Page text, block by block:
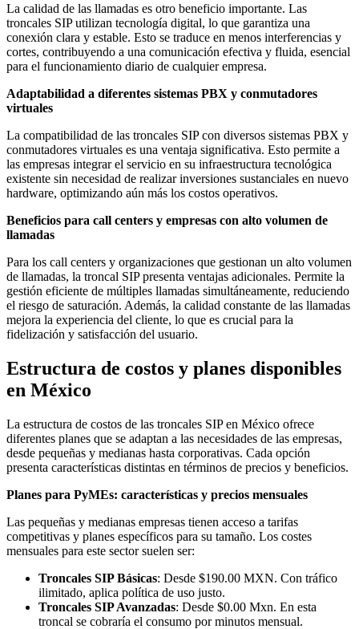
La calidad de las llamadas es otro beneficio importante. Las
troncales SIP utilizan tecnología digital, lo que garantiza una
conexión clara y estable. Esto se traduce en menos interferencias y
cortes, contribuyendo a una comunicación efectiva y fluida, esencial
para el funcionamiento diario de cualquier empresa.
Adaptabilidad a diferentes sistemas PBX y conmutadores
virtuales
La compatibilidad de las troncales SIP con diversos sistemas PBX y
conmutadores virtuales es una ventaja significativa. Esto permite a
las empresas integrar el servicio en su infraestructura tecnológica
existente sin necesidad de realizar inversiones sustanciales en nuevo
hardware, optimizando aún más los costos operativos.
Beneficios para call centers y empresas con alto volumen de
llamadas
Para los call centers y organizaciones que gestionan un alto volumen
de llamadas, la troncal SIP presenta ventajas adicionales. Permite la
gestión eficiente de múltiples llamadas simultáneamente, reduciendo
el riesgo de saturación. Además, la calidad constante de las llamadas
mejora la experiencia del cliente, lo que es crucial para la
fidelización y satisfacción del usuario.
Estructura de costos y planes disponibles
en México
La estructura de costos de las troncales SIP en México ofrece
diferentes planes que se adaptan a las necesidades de las empresas,
desde pequeñas y medianas hasta corporativas. Cada opción
presenta características distintas en términos de precios y beneficios.
Planes para PyMEs: características y precios mensuales
Las pequeñas y medianas empresas tienen acceso a tarifas
competitivas y planes específicos para su tamaño. Los costes
mensuales para este sector suelen ser:
Troncales SIP Básicas: Desde $190.00 MXN. Con tráfico
ilimitado, aplica política de uso justo.
Troncales SIP Avanzadas: Desde $0.00 Mxn. En esta
troncal se cobraría el consumo por minutos mensual.